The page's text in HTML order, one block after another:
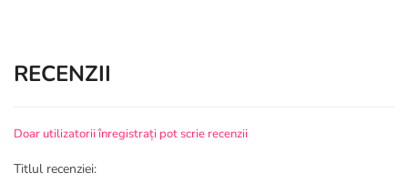
RECENZII
Doar utilizatorii înregistrați pot scrie recenzii
Titlul recenziei: